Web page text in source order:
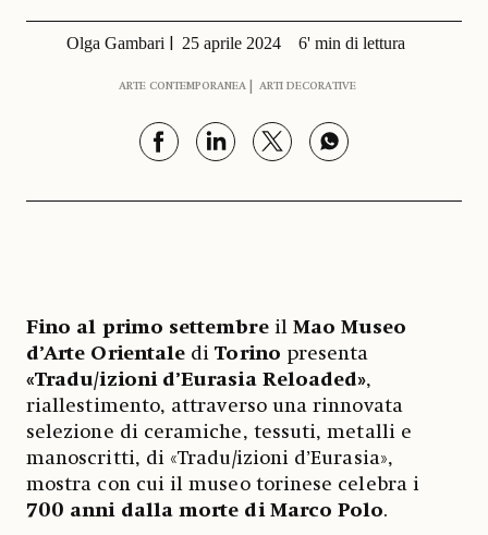
Olga Gambari 25 aprile 2024 6' min di lettura
ARTE CONTEMPORANEA ARTI DECORATIVE
Fino al primo settembreil Mao Museo
d’Arte Orientale diTorino presenta
«Tradu/izioni d’Eurasia Reloaded»,
riallestimento, attraverso una rinnovata
selezione di ceramiche, tessuti, metalli e
manoscritti, di «Tradu/izioni d’Eurasia»,
mostra con cui il museo torinese celebra i
700 anni dalla morte di Marco Polo.